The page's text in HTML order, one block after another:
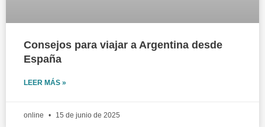
Consejos para viajar a Argentina desde
España
LEER MÁS »
online 15 de junio de 2025